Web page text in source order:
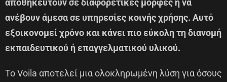
αποθηκευτούν σε διαφορετικές μορφές ή να
ανέβουν άμεσα σε υπηρεσίες κοινής χρήσης. Αυτό
εξοικονομεί χρόνο και κάνει πιο εύκολη τη διανομή
εκπαιδευτικού ή επαγγελματικού υλικού.
Το Voila αποτελεί μια ολοκληρωμένη λύση για όσους